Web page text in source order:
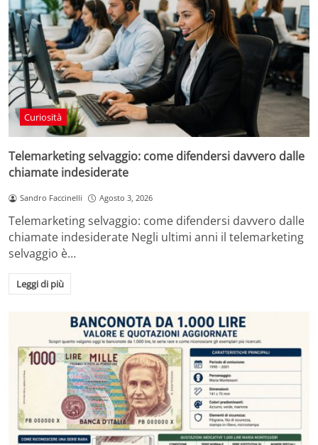
Curiosità
Telemarketing selvaggio: come difendersi davvero dalle
chiamate indesiderate
Sandro Faccinelli Agosto 3, 2026
Telemarketing selvaggio: come difendersi davvero dalle
chiamate indesiderate Negli ultimi anni il telemarketing
selvaggio è…
Leggi di più